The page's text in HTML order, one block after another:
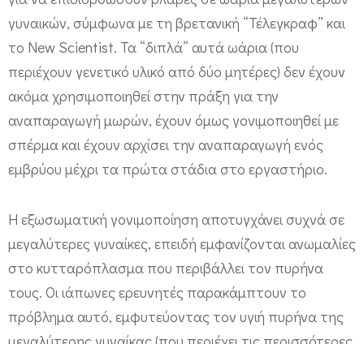
ί
ς
;
γυναικών, σύμφωνα με τη βρετανική “Τέλεγκραφ” και
το New Scientist. Τα “διπλά” αυτά ωάρια (που
περιέχουν γενετικό υλικό από δύο μητέρες) δεν έχουν
ακόμα χρησιμοποιηθεί στην πράξη για την
αναπαραγωγή μωρών, έχουν όμως γονιμοποιηθεί με
σπέρμα και έχουν αρχίσει την αναπαραγωγή ενός
εμβρύου μέχρι τα πρώτα στάδια στο εργαστήριο.
Η εξωσωματική γονιμοποίηση αποτυγχάνει συχνά σε
μεγαλύτερες γυναίκες, επειδή εμφανίζονται ανωμαλίες
στο κυτταρόπλασμα που περιβάλλει τον πυρήνα
τους. Οι ιάπωνες ερευνητές παρακάμπτουν το
πρόβλημα αυτό, εμφυτεύοντας τον υγιή πυρήνα της